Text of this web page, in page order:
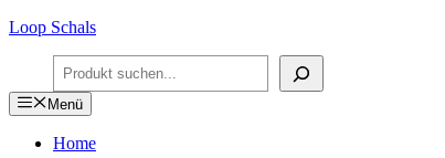
Zum
springen
Loop Schals
Suchen
Menü
Home